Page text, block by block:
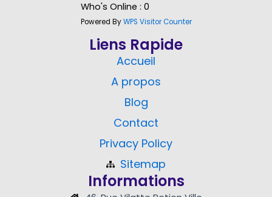
Who's Online : 0
Powered ByWPS Visitor Counter
Liens Rapide
Accueil
A propos
Blog
Contact
Privacy Policy
Sitemap
Informations